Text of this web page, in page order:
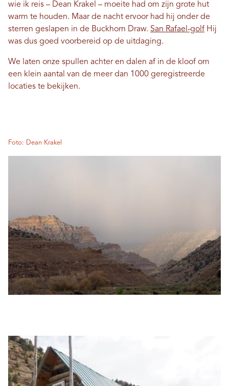
wie ik reis – Dean Krakel – moeite had om zijn grote hut
warm te houden. Maar de nacht ervoor had hij onder de
sterren geslapen in de Buckhorn Draw. San Rafael-golf Hij
was dus goed voorbereid op de uitdaging.
We laten onze spullen achter en dalen af ​​in de kloof om
een ​​klein aantal van de meer dan 1000 geregistreerde
locaties te bekijken.
Foto: Dean Krakel